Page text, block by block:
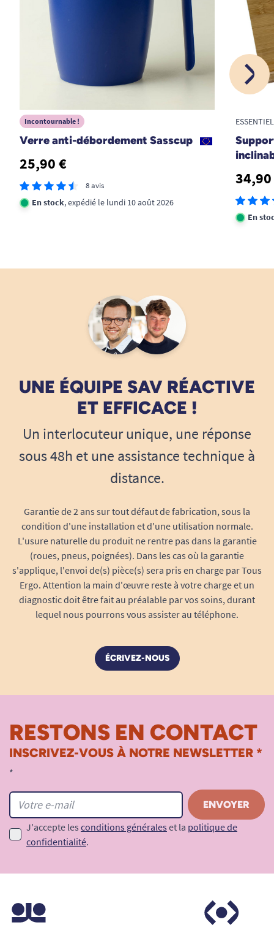
Incontournable !
Verre anti-débordement Sasscup
25,90 €
8 avis
En stock, expédié le lundi 10 août 2026
En
UNE ÉQUIPE SAV RÉACTIVE
ET EFFICACE !
Un interlocuteur unique, une réponse
sous 48h et une assistance technique à
distance.
Garantie de 2 ans sur tout défaut de fabrication, sous la
condition d'une installation et d'une utilisation normale.
L'usure naturelle du produit ne rentre pas dans la garantie
(roues, pneus, poignées). Dans les cas où la garantie
s'applique, l'envoi de(s) pièce(s) sera pris en charge par Tous
Ergo. Attention la main d'œuvre reste à votre charge et un
diagnostic doit être fait au préalable par vos soins, durant
lequel nous pourrons vous assister au téléphone.
ÉCRIVEZ-NOUS
RESTONS EN CONTACT
INSCRIVEZ-VOUS À NOTRE NEWSLETTER *
*
J'accepte les conditions générales et la politique de
confidentialité.